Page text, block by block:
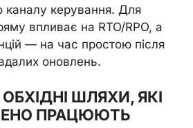
каналу керування. Для
впливає на RTO/RPO, а
— на час простою після
оновлень.
ШЛЯХИ, ЯКІ
ПРАЦЮЮТЬ